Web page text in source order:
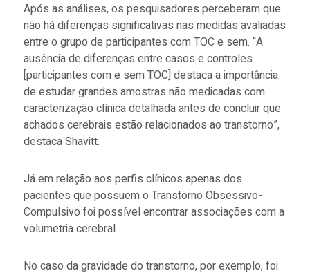
Após as análises, os pesquisadores perceberam que
não há diferenças significativas nas medidas avaliadas
entre o grupo de participantes com TOC e sem. “A
ausência de diferenças entre casos e controles
[participantes com e sem TOC] destaca a importância
de estudar grandes amostras não medicadas com
caracterização clínica detalhada antes de concluir que
achados cerebrais estão relacionados ao transtorno”,
destaca Shavitt.
Já em relação aos perfis clínicos apenas dos
pacientes que possuem o Transtorno Obsessivo-
Compulsivo foi possível encontrar associações com a
volumetria cerebral.
No caso da gravidade do transtorno, por exemplo, foi